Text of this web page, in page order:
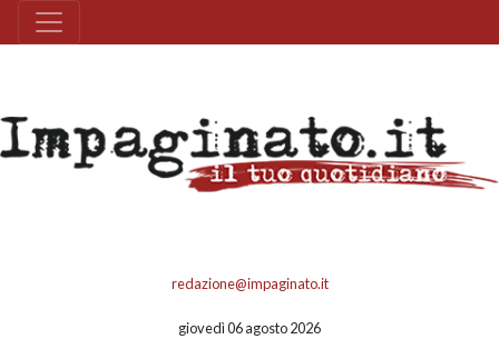
redazione@impaginato.it
giovedì 06 agosto 2026